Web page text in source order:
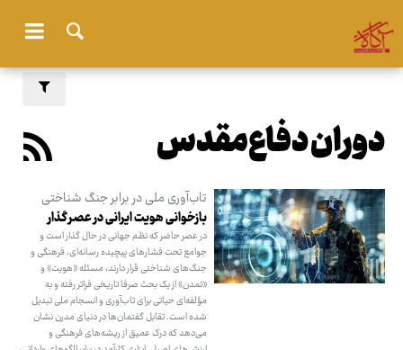
دوران دفاع‌مقدس
تاب‌آوری ملی در برابر جنگ شناختی
بازخوانی هویت ایرانی در عصر گذار
در عصر حاضر که نظم جهانی در حال گذار است و
جوامع تحت فشارهای پیچیده رسانه‌ای، فرهنگی و
جنگ‌های شناختی قرار دارند، مسئله «هویت» و
«تمدن» از یک بحث صرفا تاریخی فراتر رفته و به
مؤلفه‌ای حیاتی برای تاب‌آوری و انسجام ملی تبدیل
شده است. تقابل گفتمان‌ها در دنیای مدرن نشان
می‌دهد که درک عمیق از ریشه‌های فرهنگی و